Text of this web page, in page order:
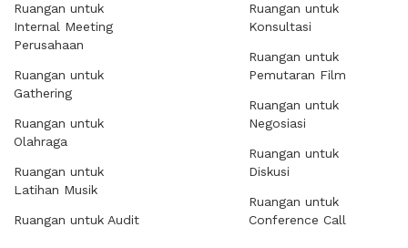
Ruangan untuk
Internal Meeting
Perusahaan
Ruangan untuk
Gathering
Ruangan untuk
Olahraga
Ruangan untuk
Latihan Musik
Ruangan untuk Audit
Ruangan untuk
Konsultasi
Ruangan untuk
Pemutaran Film
Ruangan untuk
Negosiasi
Ruangan untuk
Diskusi
Ruangan untuk
Conference Call